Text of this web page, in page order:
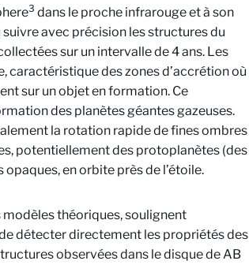
3 dans le proche infrarouge et à son
avec précision les structures du
sur un intervalle de 4 ans. Les
des zones d’accrétion où
sur un objet en formation. Ce
des planètes géantes gazeuses.
la rotation rapide de fines ombres
potentiellement des protoplanètes (des
en orbite près de l’étoile.
modèles théoriques, soulignent
détecter directement les propriétés des
observées dans le disque de AB